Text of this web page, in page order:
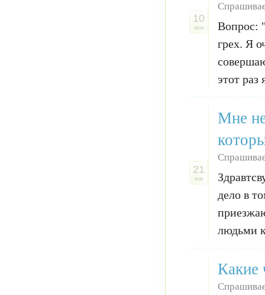
10
июн
Вопрос:
грех. Я
этот
21
янв
Мне
дело в
людьми
Какие